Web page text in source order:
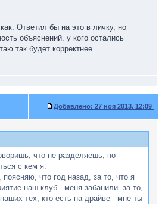
Ответил бы на это в личку, но
объяснений. у кого остались
так будет корректнее.
Добавлено: 27 ноя 2013, 12:09
что не разделяешь, но
с кем я.
поясняю, что год назад, за то, что я
наш клуб - меня забанили. за то,
тех, кто есть на драйве - мне ты